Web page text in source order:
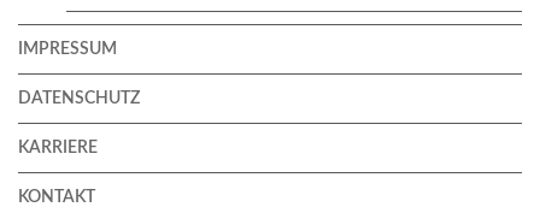
IMPRESSUM
DATENSCHUTZ
KARRIERE
KONTAKT